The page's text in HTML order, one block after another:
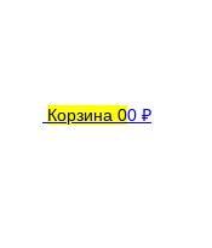
Корзина 00 ₽